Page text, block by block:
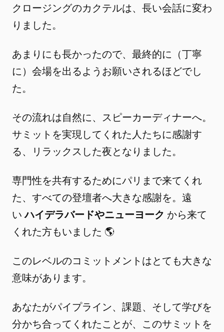
クロージングのカクテルは、長い会話に変わ
りました。
あまりにも長かったので、最終的に（丁寧
に）会場を出るようお願いされるほどでし
た。
その流れは自然に、スピーカーディナーへ。
サミットを実現してくれた人たちに感謝す
る、リラックスした夜となりました。
専門性を共有するためにパリまで来てくれ
た、すべての登壇者へ大きな感謝を。遠
いハイデラバードやニューヨーク から来て
くれた方もいました 🌎
このレベルのコミットメントはとても大きな
意味があります。
あなたがパイプライン、課題、そして学びを
分かち合ってくれたことが、このサミットを